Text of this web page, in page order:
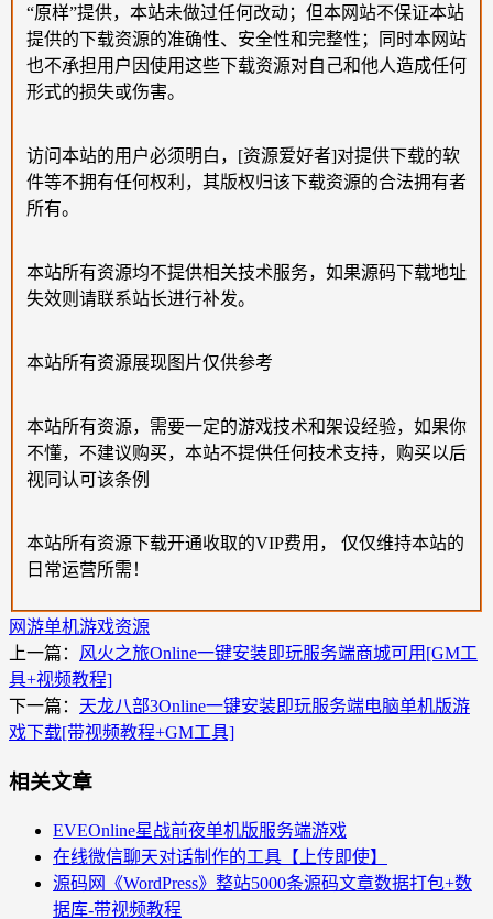
“原样”提供，本站未做过任何改动；但本网站不保证本站
提供的下载资源的准确性、安全性和完整性；同时本网站
也不承担用户因使用这些下载资源对自己和他人造成任何
形式的损失或伤害。
访问本站的用户必须明白，[资源爱好者]对提供下载的软
件等不拥有任何权利，其版权归该下载资源的合法拥有者
所有。
本站所有资源均不提供相关技术服务，如果源码下载地址
失效则请联系站长进行补发。
本站所有资源展现图片仅供参考
本站所有资源，需要一定的游戏技术和架设经验，如果你
不懂，不建议购买，本站不提供任何技术支持，购买以后
视同认可该条例
本站所有资源下载开通收取的VIP费用， 仅仅维持本站的
日常运营所需！
网游单机游戏资源
上一篇： 风火之旅Online一键安装即玩服务端商城可用[GM工
具+视频教程]
下一篇： 天龙八部3Online一键安装即玩服务端电脑单机版游
戏下载[带视频教程+GM工具]
相关文章
EVEOnline星战前夜单机版服务端游戏
在线微信聊天对话制作的工具【上传即使】
源码网《WordPress》整站5000条源码文章数据打包+数
据库-带视频教程